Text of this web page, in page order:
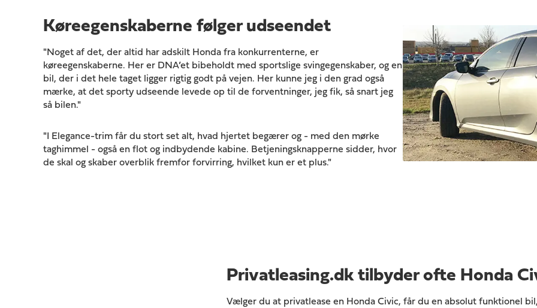
Køreegenskaberne følger udseendet
"Noget af det, der altid har adskilt Honda fra konkurrenterne, er
køreegenskaberne. Her er DNA’et bibeholdt med sportslige svingegenskaber, og en
bil, der i det hele taget ligger rigtig godt på vejen. Her kunne jeg i den grad også
mærke, at det sporty udseende levede op til de forventninger, jeg fik, så snart jeg
så bilen."
"I Elegance-trim får du stort set alt, hvad hjertet begærer og - med den mørke
taghimmel - også en flot og indbydende kabine. Betjeningsknapperne sidder, hvor
de skal og skaber overblik fremfor forvirring, hvilket kun er et plus."
Privatleasing.dk tilbyder ofte Honda
Vælger du at privatlease en Honda Civic, får du en absolut funktionel